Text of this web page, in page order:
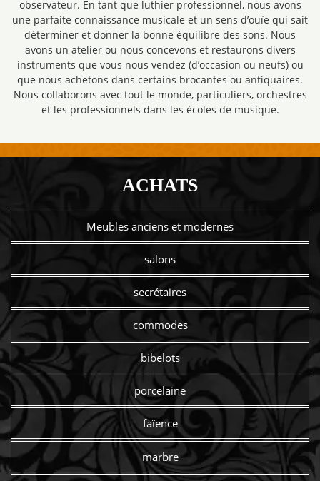
observateur. En tant que luthier professionnel, nous avons
une parfaite connaissance musicale et un sens d’ouïe qui sait
déterminer et donner la bonne équilibre des sons. Nous
avons un atelier ou nous concevons et restaurons divers
instruments que vous nous vendez (d’occasion ou neufs) ou
que nous achetons dans certains brocantes ou antiquaires.
Nous collaborons avec tout le monde, particuliers, orchestres
et les professionnels dans les écoles de musique.
ACHATS
Meubles anciens et modernes
salons
secrétaires
commodes
bibelots
porcelaine
faïence
marbre